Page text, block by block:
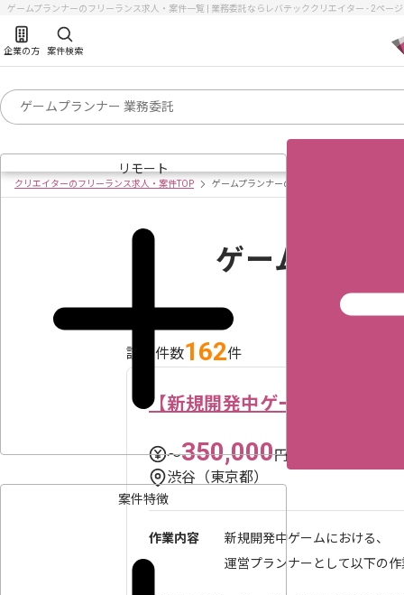
ゲームプランナーのフリーランス求人・案件一覧 | 業務委託ならレバテッククリエイター - 2ペー
企業の方 案件検索
リモート
案件特徴
クリエイターのフリーランス求人・案件TOP ゲームプランナーの求人・案件一覧
ゲームプラン
該当件数162件
【新規開発中ゲーム】運営プ
〜350,000円／月
渋谷（東京都）
作業内容
新規開発中ゲームにおける、
運営プランナーとして以下の